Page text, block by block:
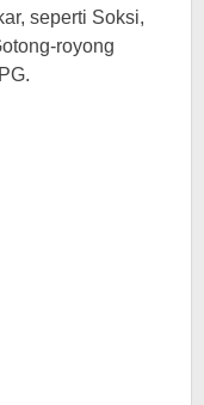
seperti Soksi,
royong